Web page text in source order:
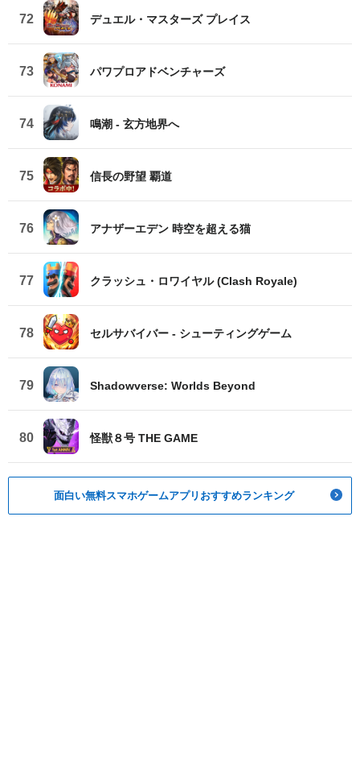
72 デュエル・マスターズ プレイス
73 パワプロアドベンチャーズ
74 鳴潮 - 玄方地界へ
75 信長の野望 覇道
76 アナザーエデン 時空を超える猫
77 クラッシュ・ロワイヤル (Clash Royale)
78 セルサバイバー - シューティングゲーム
79 Shadowverse: Worlds Beyond
80 怪獣８号 THE GAME
面白い無料スマホゲームアプリおすすめランキング